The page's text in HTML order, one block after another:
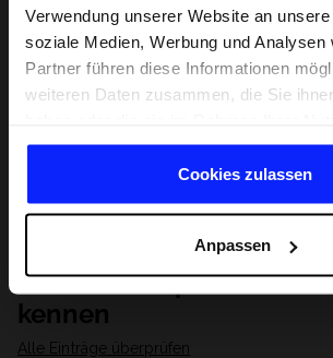
Verwendung unserer Website an
soziale Medien, Werbung und Analysen
Partner führen diese Informationen
weiteren Daten zusammen, die Sie
gesammelt haben.
Cookies zulassen
Anpassen
Lernen Sie Sport von
kennen
Alle Einträge überprüfen